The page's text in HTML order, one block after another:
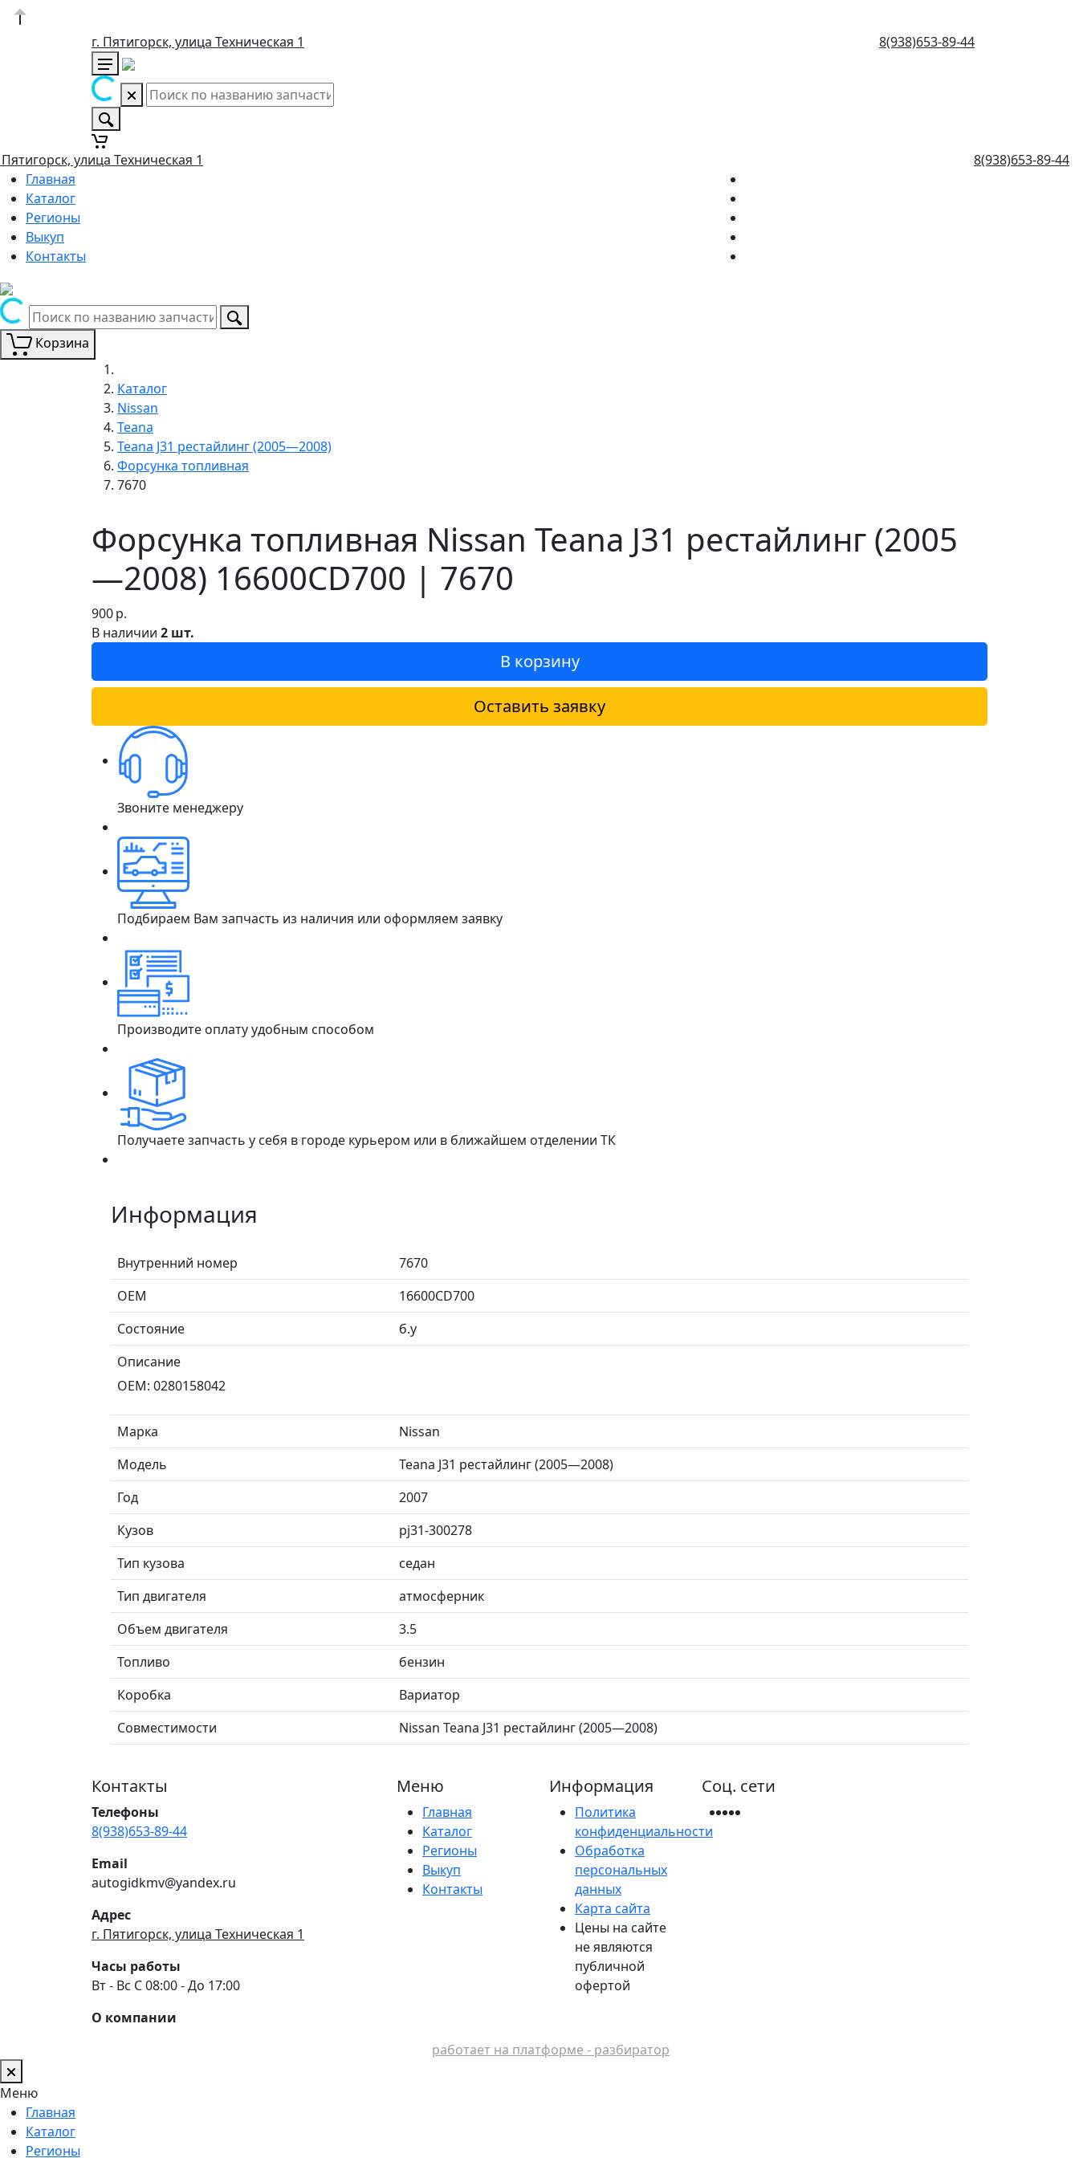
г. Пятигорск, улица Техническая 1 8(938)653-89-44
Пятигорск, улица Техническая 1
8(938)653-89-44
Главная
Каталог
Регионы
Выкуп
Контакты
Корзина
Каталог
Nissan
Teana
Teana J31 рестайлинг (2005—2008)
Форсунка топливная
7670
Форсунка топливная Nissan Teana J31 рестайлинг (2005
—2008) 16600CD700 | 7670
900р.
В наличии 2 шт.
В корзину
Оставить заявку
Звоните менеджеру
Подбираем Вам запчасть из наличия или оформляем заявку
Производите оплату удобным способом
Получаете запчасть у себя в городе курьером или в ближайшем отделении ТК
Информация
Внутренний номер
7670
ОЕМ
16600CD700
Состояние
б.у
Описание
OEM: 0280158042
Марка
Nissan
Модель
Teana J31 рестайлинг (2005—2008)
Год
2007
Кузов
pj31-300278
Тип кузова
седан
Тип двигателя
атмосферник
Объем двигателя
3.5
Топливо
бензин
Коробка
Вариатор
Совместимости
Nissan Teana J31 рестайлинг (2005—2008)
Контакты
Телефоны
8(938)653-89-44
Email
autogidkmv@yandex.ru
Адрес
г. Пятигорск, улица Техническая 1
Часы работы
Вт - Вс С 08:00 - До 17:00
О компании
Меню
Главная
Каталог
Регионы
Выкуп
Контакты
Информация
Политика
конфиденциальности
Обработка
персональных
данных
Карта сайта
Цены на сайте
не являются
публичной
офертой
Соц. сети
работает на платформе - разбиратор
Меню
Главная
Каталог
Регионы